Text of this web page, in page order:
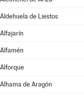
Aldehuela de Liestos
Alfajarín
Alfamén
Alforque
Alhama de Aragón